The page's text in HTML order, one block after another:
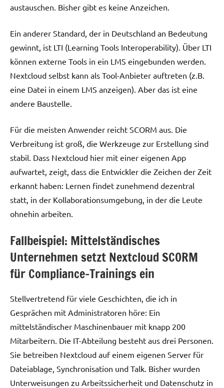
austauschen. Bisher gibt es keine Anzeichen.
Ein anderer Standard, der in Deutschland an Bedeutung
gewinnt, ist LTI (Learning Tools Interoperability). Über LTI
können externe Tools in ein LMS eingebunden werden.
Nextcloud selbst kann als Tool-Anbieter auftreten (z.B.
eine Datei in einem LMS anzeigen). Aber das ist eine
andere Baustelle.
Für die meisten Anwender reicht SCORM aus. Die
Verbreitung ist groß, die Werkzeuge zur Erstellung sind
stabil. Dass Nextcloud hier mit einer eigenen App
aufwartet, zeigt, dass die Entwickler die Zeichen der Zeit
erkannt haben: Lernen findet zunehmend dezentral
statt, in der Kollaborationsumgebung, in der die Leute
ohnehin arbeiten.
Fallbeispiel: Mittelständisches
Unternehmen setzt Nextcloud SCORM
für Compliance-Trainings ein
Stellvertretend für viele Geschichten, die ich in
Gesprächen mit Administratoren höre: Ein
mittelständischer Maschinenbauer mit knapp 200
Mitarbeitern. Die IT-Abteilung besteht aus drei Personen.
Sie betreiben Nextcloud auf einem eigenen Server für
Dateiablage, Synchronisation und Talk. Bisher wurden
Unterweisungen zu Arbeitssicherheit und Datenschutz in